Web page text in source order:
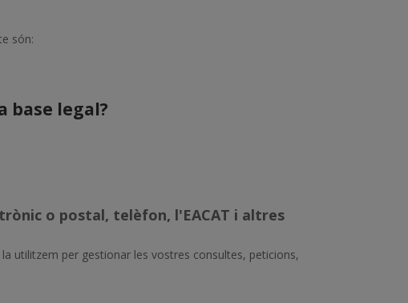
són:
base legal?
o postal, telèfon, l'EACAT i altres
utilitzem per gestionar les vostres consultes, peticions,